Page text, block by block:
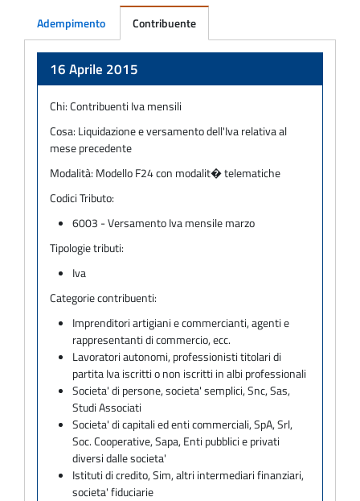
Adempimento Contribuente
16 Aprile 2015
Chi:Contribuenti Iva mensili
Cosa: Liquidazione e versamento dell'Iva relativa al
mese precedente
Modalità: Modello F24 con modalit� telematiche
Codici Tributo:
6003 - Versamento Iva mensile marzo
Tipologie tributi:
Iva
Categorie contribuenti:
Imprenditori artigiani e commercianti, agenti e
rappresentanti di commercio, ecc.
Lavoratori autonomi, professionisti titolari di
partita Iva iscritti o non iscritti in albi professionali
Societa' di persone, societa' semplici, Snc, Sas,
Studi Associati
Societa' di capitali ed enti commerciali, SpA, Srl,
Soc. Cooperative, Sapa, Enti pubblici e privati
diversi dalle societa'
Istituti di credito, Sim, altri intermediari finanziari,
societa' fiduciarie